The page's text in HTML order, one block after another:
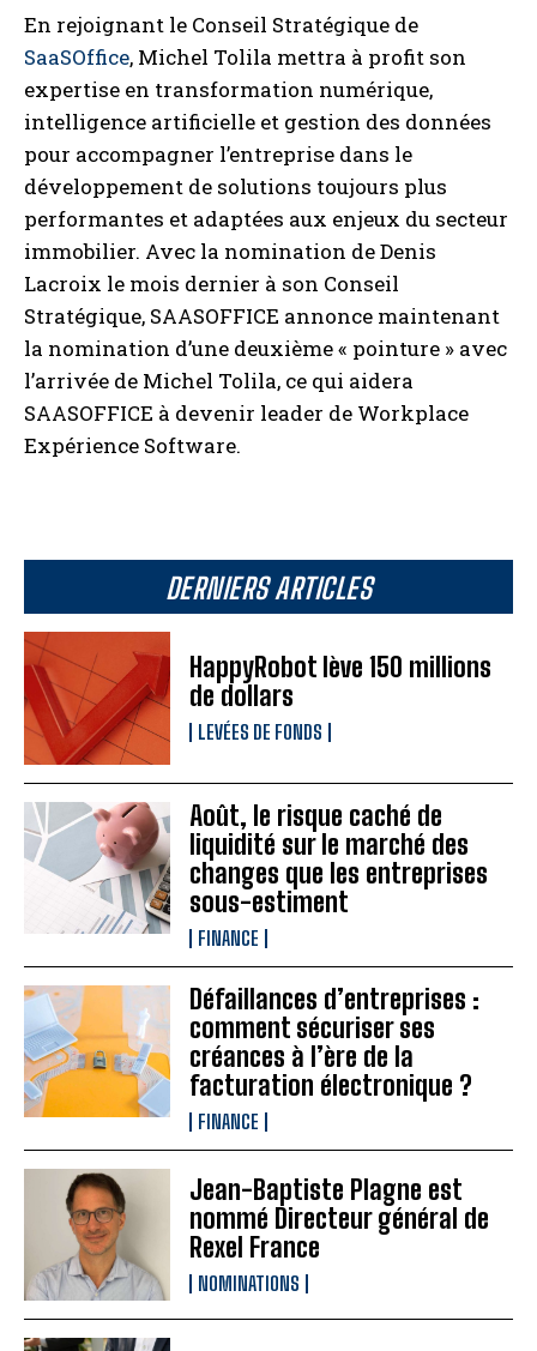
DERNIERS ARTICLES
HappyRobot lève 150 millions
de dollars
LEVÉES DE FONDS
Août, le risque caché de
liquidité sur le marché des
changes que les entreprises
sous-estiment
FINANCE
Défaillances d’entreprises :
comment sécuriser ses
créances à l’ère de la
facturation électronique ?
FINANCE
Jean-Baptiste Plagne est
nommé Directeur général de
Rexel France
NOMINATIONS
En rejoignant le Conseil Stratégique de
SaaSOffice, Michel Tolila mettra à profit son
expertise en transformation numérique,
intelligence artificielle et gestion des données
pour accompagner l’entreprise dans le
développement de solutions toujours plus
performantes et adaptées aux enjeux du secteur
immobilier. Avec la nomination de Denis
Lacroix le mois dernier à son Conseil
Stratégique, SAASOFFICE annonce maintenant
la nomination d’une deuxième « pointure » avec
l’arrivée de Michel Tolila, ce qui aidera
SAASOFFICE à devenir leader de Workplace
Expérience Software.